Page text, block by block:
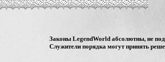
Законы LegendWorld абсолютны, не
Служители порядка могут принять